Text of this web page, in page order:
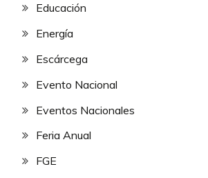
Educación
Energía
Escárcega
Evento Nacional
Eventos Nacionales
Feria Anual
FGE